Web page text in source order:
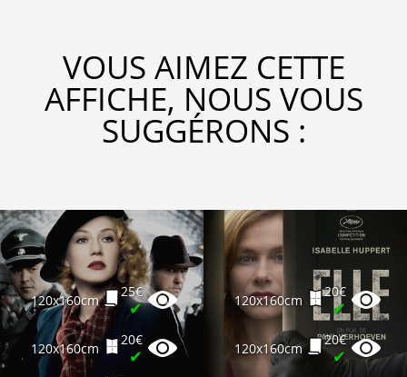
VOUS AIMEZ CETTE
AFFICHE, NOUS VOUS
SUGGÉRONS :
120x160cm
25€
✔
120x160cm
20€
✔
120x160cm
20€
✔
120x160cm
20€
✔